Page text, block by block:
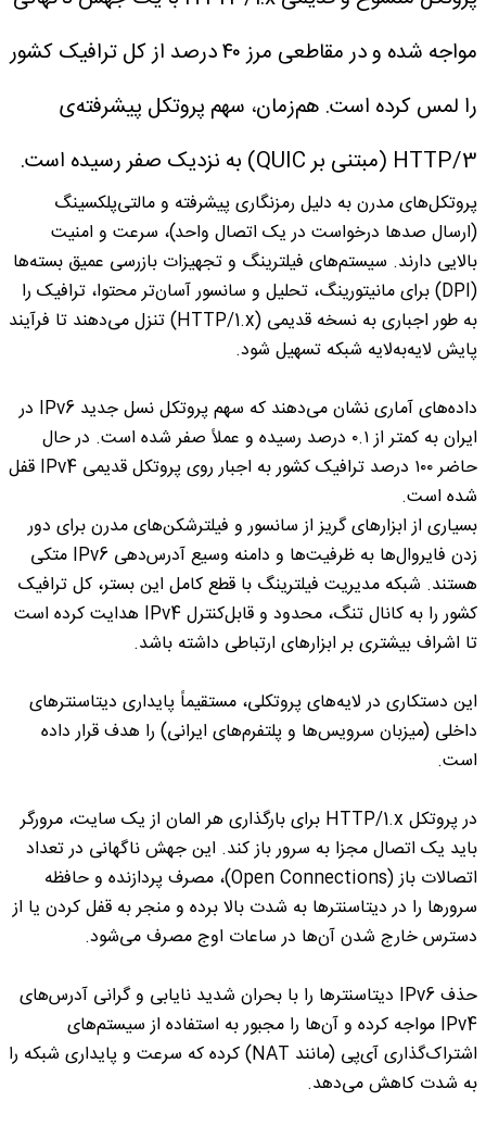
مواجه شده و در مقاطعی مرز ۴۰ درصد از کل ترافیک کشور
را لمس کرده است. هم‌زمان، سهم پروتکل پیشرفته‌ی
HTTP/3 (مبتنی بر QUIC) به نزدیک صفر رسیده است.
پروتکل‌های مدرن به دلیل رمزنگاری پیشرفته و مالتی‌پلکسینگ
(ارسال صدها درخواست در یک اتصال واحد)، سرعت و امنیت
بالایی دارند. سیستم‌های فیلترینگ و تجهیزات بازرسی عمیق بسته‌ها
(DPI) برای مانیتورینگ، تحلیل و سانسور آسان‌تر محتوا، ترافیک را
به طور اجباری به نسخه قدیمی (HTTP/1.x) تنزل می‌دهند تا فرآیند
پایش لایه‌به‌لایه شبکه تسهیل شود.
داده‌های آماری نشان می‌دهند که سهم پروتکل نسل جدید IPv6 در
ایران به کمتر از ۰.۱ درصد رسیده و عملاً صفر شده است. در حال
حاضر ۱۰۰ درصد ترافیک کشور به اجبار روی پروتکل قدیمی IPv4 قفل
شده است.
بسیاری از ابزارهای گریز از سانسور و فیلترشکن‌های مدرن برای دور
زدن فایروال‌ها به ظرفیت‌ها و دامنه‌ وسیع آدرس‌دهی IPv6 متکی
هستند. شبکه مدیریت فیلترینگ با قطع کامل این بستر، کل ترافیک
کشور را به کانال تنگ، محدود و قابل‌کنترل IPv4 هدایت کرده است
تا اشراف بیشتری بر ابزارهای ارتباطی داشته باشد.
این دستکاری در لایه‌های پروتکلی، مستقیماً پایداری دیتاسنترهای
داخلی (میزبان سرویس‌ها و پلتفرم‌های ایرانی) را هدف قرار داده
است.
در پروتکل HTTP/1.x برای بارگذاری هر المان از یک سایت، مرورگر
باید یک اتصال مجزا به سرور باز کند. این جهش ناگهانی در تعداد
اتصالات باز (Open Connections)، مصرف پردازنده و حافظه
سرورها را در دیتاسنترها به شدت بالا برده و منجر به قفل کردن یا از
دسترس خارج شدن آن‌ها در ساعات اوج مصرف می‌شود.
حذف IPv6 دیتاسنترها را با بحران شدید نایابی و گرانی آدرس‌های
IPv4 مواجه کرده و آن‌ها را مجبور به استفاده از سیستم‌های
اشتراک‌گذاری آی‌پی (مانند NAT) کرده که سرعت و پایداری شبکه را
به شدت کاهش می‌دهد.